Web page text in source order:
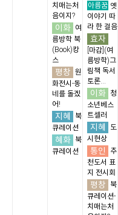
치매는처
음이지?
이화
여
름방학 북
(Book)캉
스
평창 원
화전시-동
네를 돌겠
어!
지혜
북
큐레이션
혜화
북
큐레이션
아름꿈 옛
이야기 따
라 한 걸음
효자
[마감](여
름방학)그
림책 독서
토론...
이화
청
소년베스
트셀러
지혜
도
시현상
통인
추
천도서 표
지 전시회
평창
북
큐레이션-
치매는처